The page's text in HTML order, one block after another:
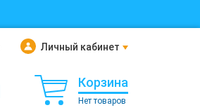
Личный кабинет
Корзина
Нет товаров